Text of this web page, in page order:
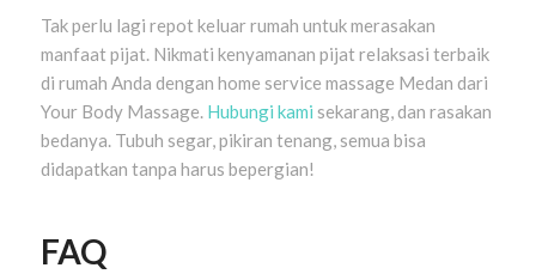
Tak perlu lagi repot keluar rumah untuk merasakan
manfaat pijat. Nikmati kenyamanan pijat relaksasi terbaik
di rumah Anda dengan home service massage Medan dari
Your Body Massage. Hubungi kami sekarang, dan rasakan
bedanya. Tubuh segar, pikiran tenang, semua bisa
didapatkan tanpa harus bepergian!
FAQ